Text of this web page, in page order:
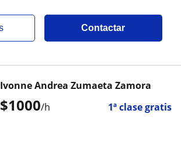
Contactar
$1000/h 1ª clase gratis
Ivonne Andrea Zumaeta Zamora